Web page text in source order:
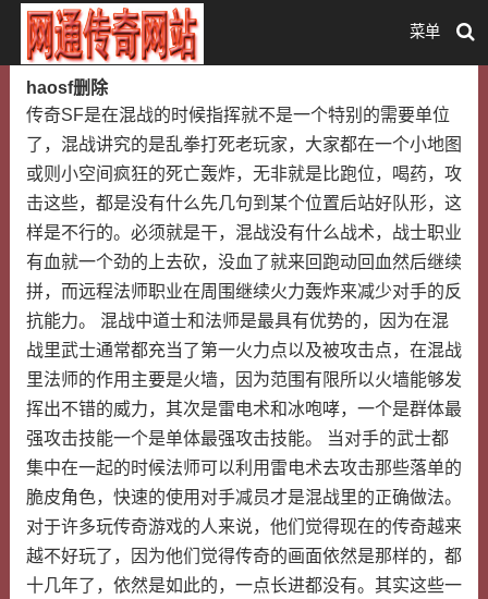
菜单
haosf删除
传奇SF是在混战的时候指挥就不是一个特别的需要单位
了，混战讲究的是乱拳打死老玩家，大家都在一个小地图
或则小空间疯狂的死亡轰炸，无非就是比跑位，喝药，攻
击这些，都是没有什么先几句到某个位置后站好队形，这
样是不行的。必须就是干，混战没有什么战术，战士职业
有血就一个劲的上去砍，没血了就来回跑动回血然后继续
拼，而远程法师职业在周围继续火力轰炸来减少对手的反
抗能力。 混战中道士和法师是最具有优势的，因为在混
战里武士通常都充当了第一火力点以及被攻击点，在混战
里法师的作用主要是火墙，因为范围有限所以火墙能够发
挥出不错的威力，其次是雷电术和冰咆哮，一个是群体最
强攻击技能一个是单体最强攻击技能。 当对手的武士都
集中在一起的时候法师可以利用雷电术去攻击那些落单的
脆皮角色，快速的使用对手减员才是混战里的正确做法。
对于许多玩传奇游戏的人来说，他们觉得现在的传奇越来
越不好玩了，因为他们觉得传奇的画面依然是那样的，都
十几年了，依然是如此的，一点长进都没有。其实这些一